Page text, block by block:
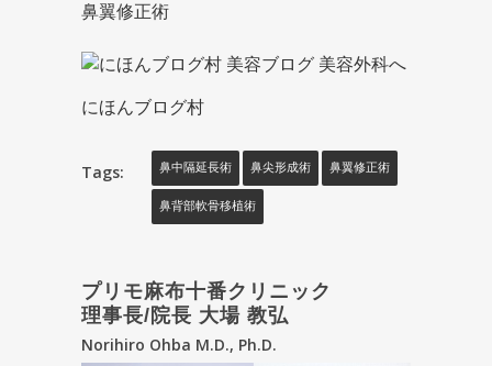
鼻翼修正術
にほんブログ村
Tags: 鼻中隔延長術 鼻尖形成術 鼻翼修正術
鼻背部軟骨移植術
プリモ麻布十番クリニック
理事長/院長 大場 教弘
Norihiro Ohba M.D., Ph.D.